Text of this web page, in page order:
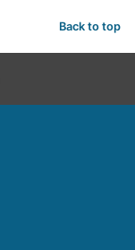
Back to top